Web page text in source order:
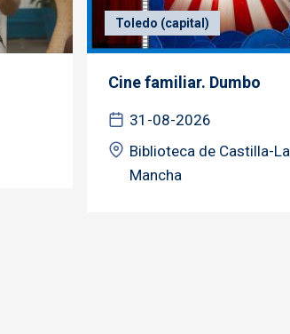
Toledo (capital)
Cine familiar. Dumbo
31-08-2026
Biblioteca de Castilla-La
Mancha